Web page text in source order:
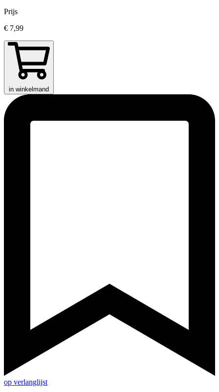
Prijs
€ 7,99
in winkelmand
op verlanglijst